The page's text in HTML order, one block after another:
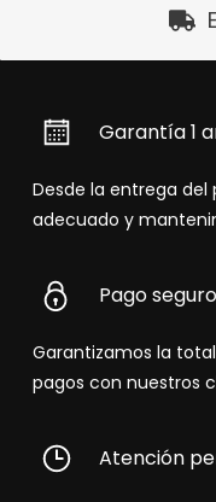
Garantía 1
Desde la entrega
adecuado y
Pago seguro
Garantizamos la
pagos con nuestros
Atención